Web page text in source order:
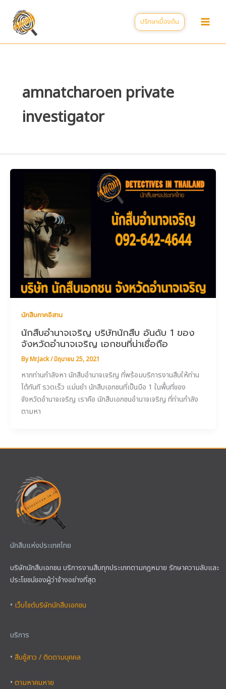
content
ปรึกษาเบื้องต้น
amnatcharoen private
investigator
นักสืบภาคอีสาน
นักสืบอำนาจเจริญ บริษัทนักสืบ อันดับ 1 ของ
จังหวัดอำนาจเจริญ เอกชนที่น่าเชื่อถือ
ByMr.Jack/มิถุนายน 25, 2021
หากท่านกำลังหา นักสืบอำนาจเจริญ ที่พร้อมบริการงานสืบให้ท่าน
ได้ทันที รวดเร็ว แม่นยำ นักสืบเอกชนที่เป็นมือ 1 ในพื้นที่ของ
จังหวัดอำนาจเจริญ เราคือ นักสืบเอกชนอำนาจเจริญ ที่ท่านกำลัง
ตามหา
นักสืบแห่งประเทศไทย
บริษัทนักสืบเอกชน บริการงานสืบทุกประเภทตามกฎหมาย รักษาความลับและ
ประโยชน์ของผู้ว่าจ้างอย่างที่สุด
• เว็บไซต์บริษัทนักสืบเอกชน
บริการ
• สืบชู้สาว / ติดตามบุคคล
• ตามหาคนหาย